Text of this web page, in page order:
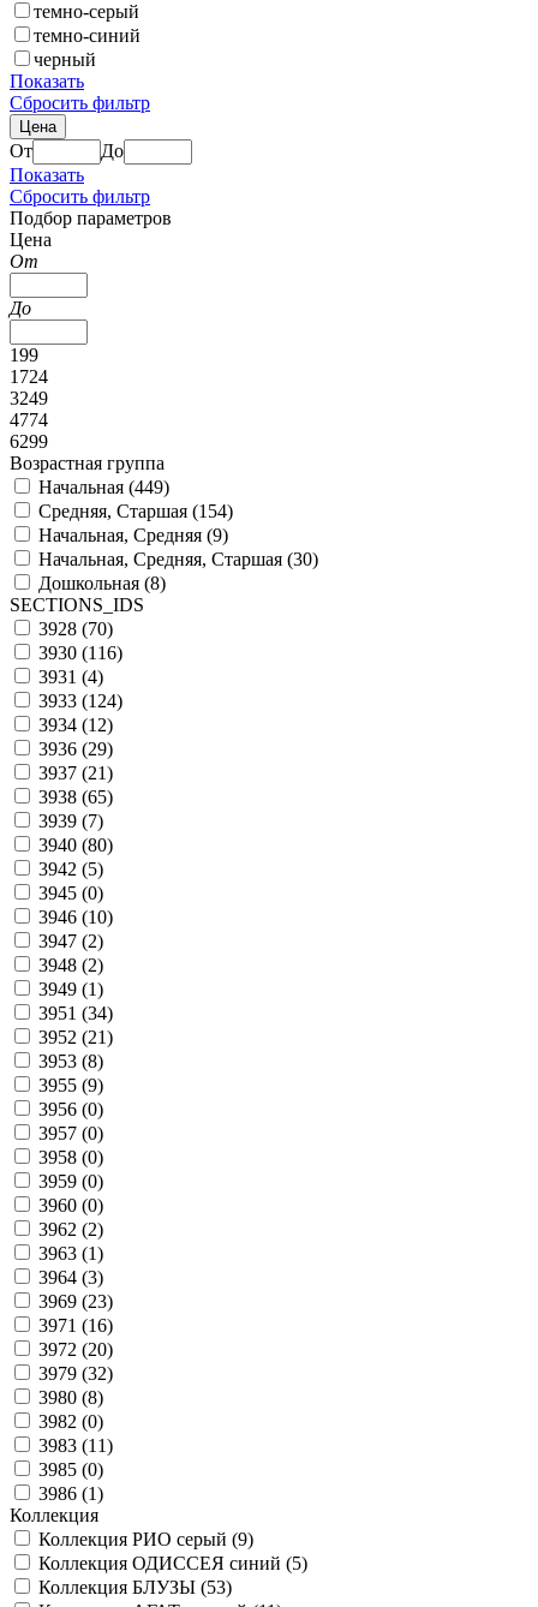
темно-серый
темно-синий
черный
Показать
Сбросить фильтр
Цена
От
До
Показать
Сбросить фильтр
Подбор параметров
Цена
От
До
199
1724
3249
4774
6299
Возрастная группа
Начальная (449)
Средняя, Старшая (154)
Начальная, Средняя (9)
Начальная, Средняя, Старшая (30)
Дошкольная (8)
SECTIONS_IDS
3928 (70)
3930 (116)
3931 (4)
3933 (124)
3934 (12)
3936 (29)
3937 (21)
3938 (65)
3939 (7)
3940 (80)
3942 (5)
3945 (0)
3946 (10)
3947 (2)
3948 (2)
3949 (1)
3951 (34)
3952 (21)
3953 (8)
3955 (9)
3956 (0)
3957 (0)
3958 (0)
3959 (0)
3960 (0)
3962 (2)
3963 (1)
3964 (3)
3969 (23)
3971 (16)
3972 (20)
3979 (32)
3980 (8)
3982 (0)
3983 (11)
3985 (0)
3986 (1)
Коллекция
Коллекция РИО серый (9)
Коллекция ОДИССЕЯ синий (5)
Коллекция БЛУЗЫ (53)